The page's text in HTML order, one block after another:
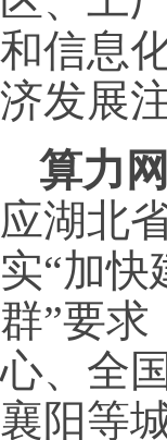
和信息
济发展
算力
应湖北
实“加
群”要求
心、全
襄阳等